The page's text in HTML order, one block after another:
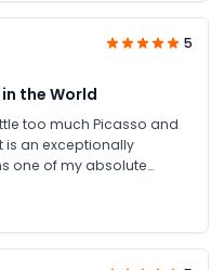
is clear, the floor
staff on every level are
the best possible
5
the World
too much Picasso and
is an exceptionally
one of my absolute